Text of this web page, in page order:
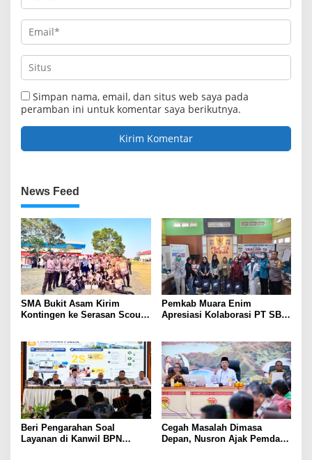
Simpan nama, email, dan situs web saya pada
peramban ini untuk komentar saya berikutnya.
News Feed
SMA Bukit Asam Kirim
Kontingen ke Serasan Scout
Siswa
Pemkab Muara Enim
Apresiasi Kolaborasi PT SBS
Beri Pengarahan Soal
Layanan di Kanwil BPN
Cegah Masalah Dimasa
Depan, Nusron Ajak Pemda